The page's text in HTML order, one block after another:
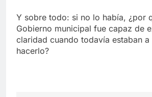
Y sobre todo: si no lo había, ¿por
Gobierno municipal fue capaz de
claridad cuando todavía estaban
hacerlo?